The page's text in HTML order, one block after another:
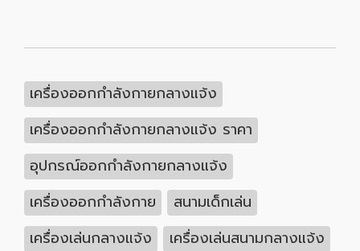
เครื่องออกกำลังกายกลางแจ้ง
เครื่องออกกำลังกายกลางแจ้ง ราคา
อุปกรณ์ออกกำลังกายกลางแจ้ง
เครื่องออกกำลังกาย
สนามเด็กเล่น
เครื่องเล่นกลางแจ้ง
เครื่องเล่นสนามกลางแจ้ง